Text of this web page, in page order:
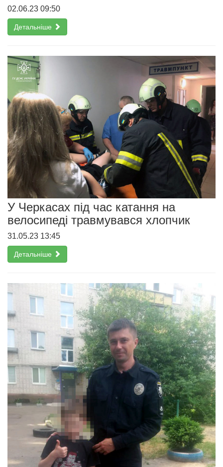
02.06.23 09:50
Детальніше
У Черкасах під час катання на
велосипеді травмувався хлопчик
31.05.23 13:45
Детальніше